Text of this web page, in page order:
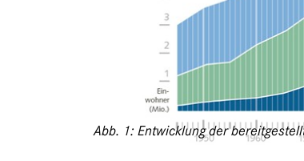
Abb. 1: Entwicklung der